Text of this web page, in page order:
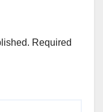
Required